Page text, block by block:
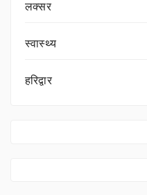
लक्सर
स्वास्थ्य
हरिद्वार